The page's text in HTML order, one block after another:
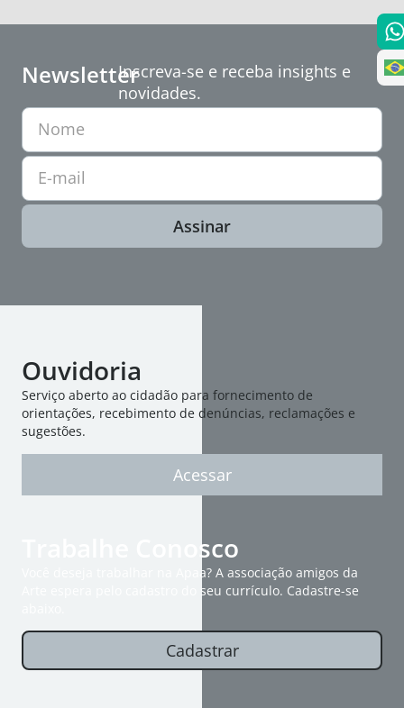
NewsletterInscreva-se e receba insights e
novidades.
Nome
E-mail
Assinar
Ouvidoria
Serviço aberto ao cidadão para fornecimento de
orientações, recebimento de denúncias, reclamações e
sugestões.
Acessar
Trabalhe Conosco
Você deseja trabalhar na Apaa? A associação amigos da
Arte espera pelo cadastro do seu currículo. Cadastre-se
Cadastrar